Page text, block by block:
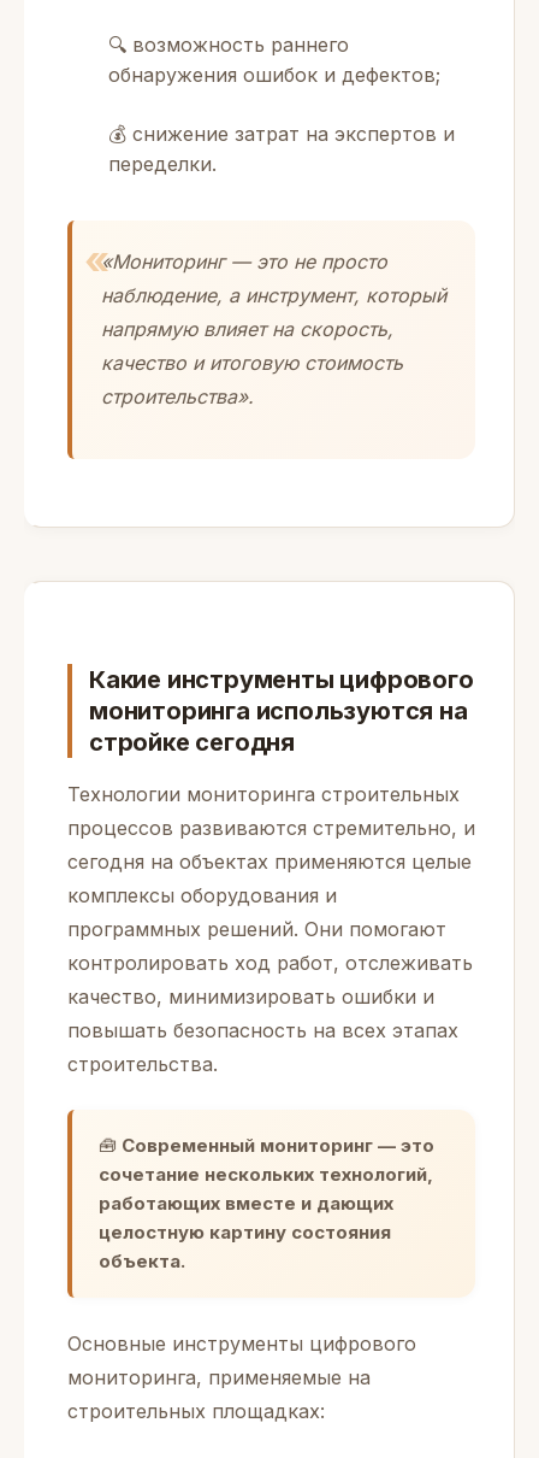
🔍 возможность раннего
обнаружения ошибок и дефектов;
💰 снижение затрат на экспертов и
переделки.
«Мониторинг — это не просто
наблюдение, а инструмент, который
напрямую влияет на скорость,
качество и итоговую стоимость
строительства».
Какие инструменты цифрового
мониторинга используются на
стройке сегодня
Технологии мониторинга строительных
процессов развиваются стремительно, и
сегодня на объектах применяются целые
комплексы оборудования и
программных решений. Они помогают
контролировать ход работ, отслеживать
качество, минимизировать ошибки и
повышать безопасность на всех этапах
строительства.
🧰 Современный мониторинг — это
сочетание нескольких технологий,
работающих вместе и дающих
целостную картину состояния
объекта.
Основные инструменты цифрового
мониторинга, применяемые на
строительных площадках: